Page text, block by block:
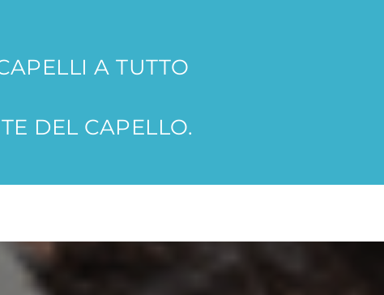
A TUTTO
DEL CAPELLO.